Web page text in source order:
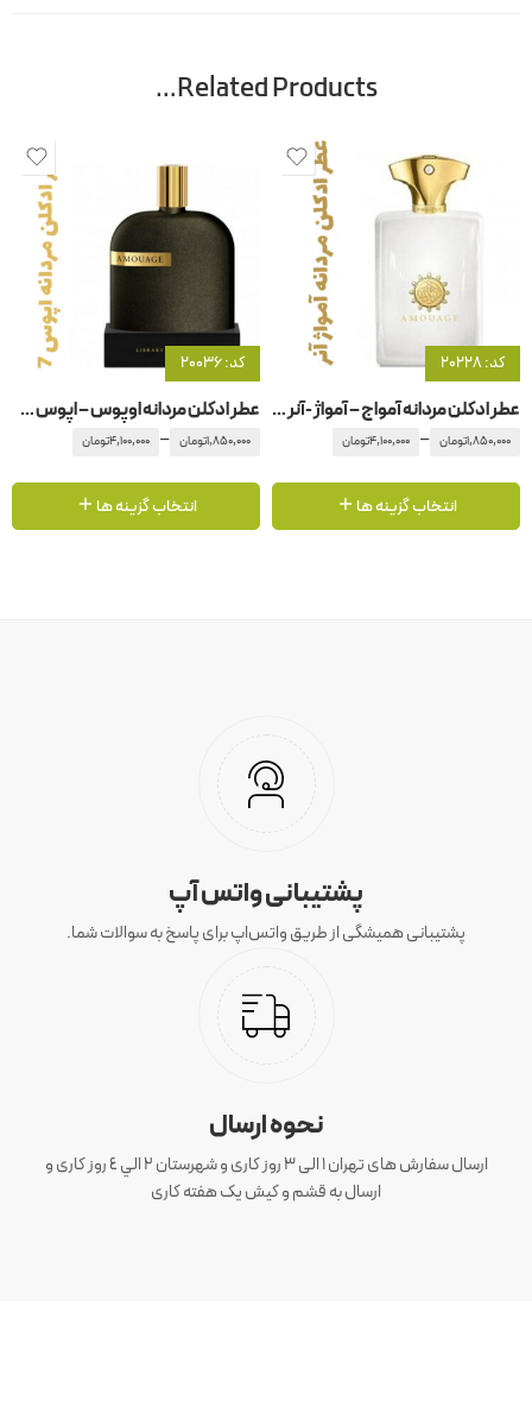
Related Products…
کد: 20228
عطر ادکلن مردانه آمواج – آمواژ -آنر – هانر
1,850,000تومان –
4,100,000تومان
انتخاب گزینه ها
کد: 20036
عطر ادکلن مردانه اوپوس – اپوس 7 آمواج – آمواژ
1,850,000تومان –
4,100,000تومان
انتخاب گزینه ها
پشتیبانی واتس آپ
پشتیبانی همیشگی از طریق واتس‌اپ برای پاسخ به سوالات شما.
نحوه ارسال
ارسال سفارش های تهران 1 الی 3 روز کاری و شهرستان ٢ الي ٤ روز کاری و
ارسال به قشم و کیش یک هفته کاری